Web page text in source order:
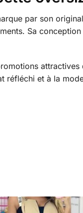
par son
Sa
réfléchi et à la